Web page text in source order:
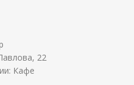
22
Кафе